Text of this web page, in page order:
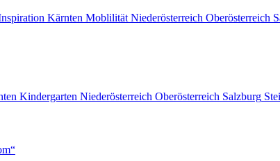
Kärnten Moblilität Niederösterreich Oberösterreich
Kindergarten Niederösterreich Oberösterreich Salzburg